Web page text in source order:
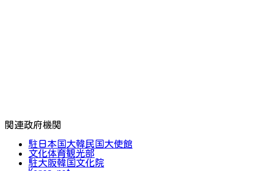
関連政府機関
駐日本国大韓民国大使館
文化体育観光部
駐大阪韓国文化院